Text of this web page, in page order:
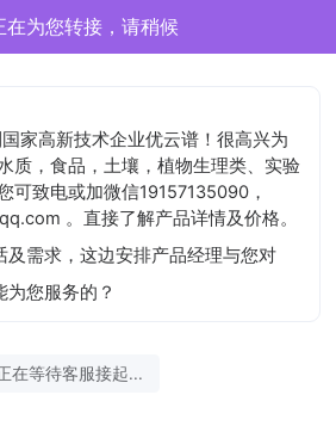
在为您转接，请稍候
家高新技术企业优云谱！很高兴为
质，食品，土壤，植物生理类、实验
可致电或加微信19157135090，
。直接了解产品详情及价格。
及需求，这边安排产品经理与您对
为您服务的？
在等待客服接起...